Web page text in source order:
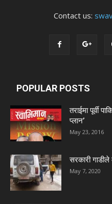
Contact us:
POPULAR POSTS
तराईमा पूर्वी
प्लान’
May 23, 2016
सरकारी
May 7, 2020